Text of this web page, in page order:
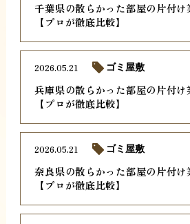
千葉県の散らかった部屋の片付
【プロが徹底比較】
兵庫県の散らかった部屋の片付
【プロが徹底比較】
2026.05.21 ゴミ屋敷
奈良県の散らかった部屋の片付
【プロが徹底比較】
2026.05.21 ゴミ屋敷